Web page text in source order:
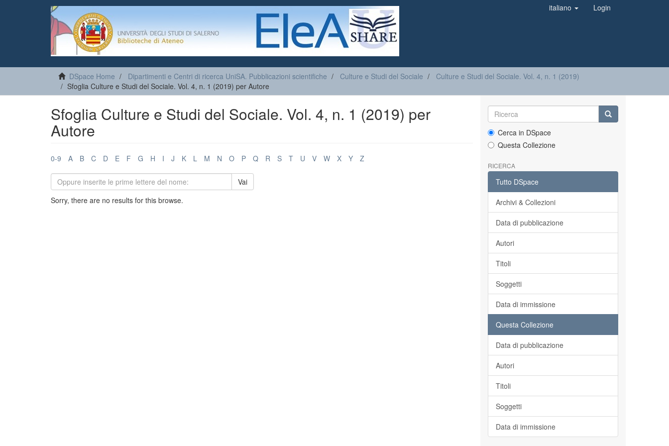
italiano Login
DSpace Home Dipartimenti e Centri di ricerca UniSA. Pubblicazioni scientifiche Culture e Studi del Sociale
Culture e Studi del Sociale. Vol. 4, n. 1 (2019)
Sfoglia Culture e Studi del Sociale. Vol. 4, n. 1 (2019) per Autore
Sfoglia Culture e Studi del Sociale. Vol. 4, n. 1 (2019) per
Autore
0-9 A B C D E F G H I J K L M N O P Q R S T U V W X Y Z
Vai
Sorry, there are no results for this browse.
Cerca in DSpace
Questa Collezione
RICERCA
Tutto DSpace
Archivi & Collezioni
Data di pubblicazione
Autori
Titoli
Soggetti
Data di immissione
Questa Collezione
Data di pubblicazione
Autori
Titoli
Soggetti
Data di immissione